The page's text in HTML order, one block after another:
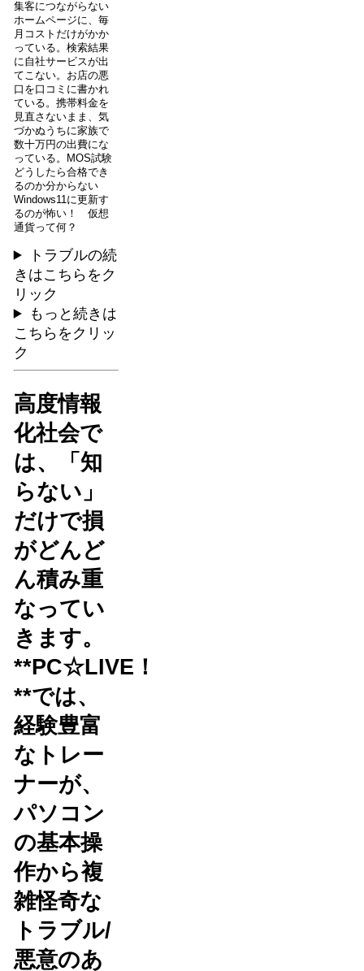
集客につながらない
ホームページに、毎
月コストだけがかか
っている。検索結果
に自社サービスが出
てこない。お店の悪
口を口コミに書かれ
ている。携帯料金を
見直さないまま、気
づかぬうちに家族で
数十万円の出費にな
っている。MOS試験
どうしたら合格でき
るのか分からない
Windows11に更新す
るのが怖い！ 仮想
通貨って何？
トラブルの続
きはこちらをク
リック
もっと続きは
こちらをクリッ
ク
高度情報
化社会で
は、「知
らない」
だけで損
がどんど
ん積み重
なってい
きます。
**PC☆LIVE！
**では、
経験豊富
なトレー
ナーが、
パソコン
の基本操
作から複
雑怪奇な
トラブル/
悪意のあ